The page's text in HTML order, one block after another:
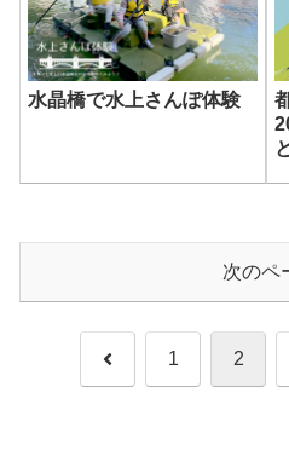
水晶橋で水上さんぽ体験
次のペ
前 1 2